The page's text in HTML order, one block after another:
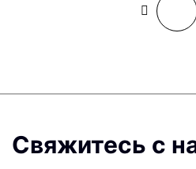
Свяжитесь с